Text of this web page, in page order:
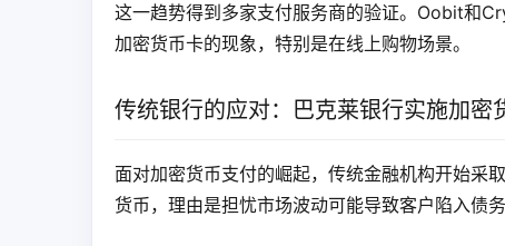
这一趋势得到多家支付服务商的验证。Oobit和
加密货币卡的现象，特别是在线上购物场景。
传统银行的应对：巴克莱银行实施加密
面对加密货币支付的崛起，传统金融机构开始采
货币，理由是担忧市场波动可能导致客户陷入债